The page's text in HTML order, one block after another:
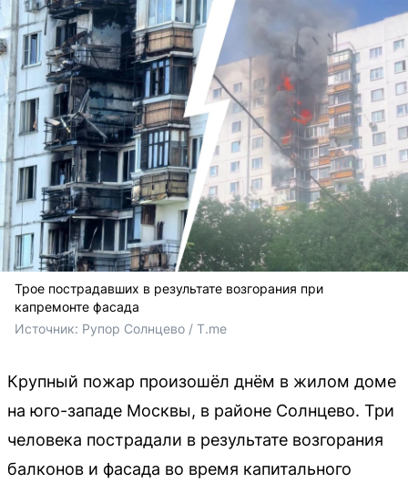
Трое пострадавших в результате возгорания при
капремонте фасада
Источник: Рупор Солнцево / T.me
Крупный пожар произошёл днём в жилом доме
на юго-западе Москвы, в районе Солнцево. Три
человека пострадали в результате возгорания
балконов и фасада во время капитального